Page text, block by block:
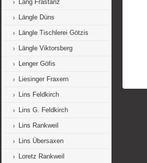
Lang Frastanz
Längle Düns
Längle Tischlerei Götzis
Längle Viktorsberg
Lenger Göfis
Liesinger Fraxern
Lins Feldkirch
Lins G. Feldkirch
Lins Rankweil
Lins Übersaxen
Loretz Rankweil